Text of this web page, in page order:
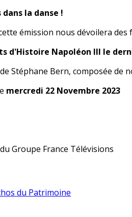
la danse !
émission nous dévoilera
d'Histoire Napoléon III le
Stéphane Bern, composée
mercredi 22 Novembre 2023
Groupe France Télévisions
du Patrimoine